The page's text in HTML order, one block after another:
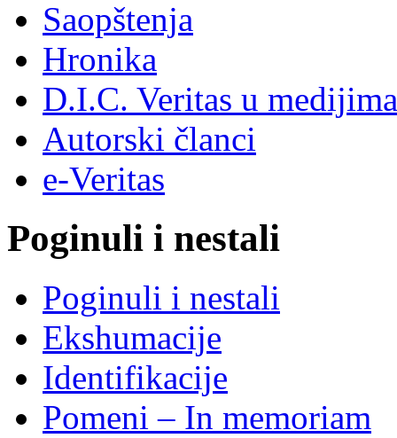
Saopštenja
Hronika
D.I.C. Veritas u medijima
Autorski članci
e-Veritas
Poginuli i nestali
Poginuli i nestali
Ekshumacije
Identifikacije
Pomeni – In memoriam